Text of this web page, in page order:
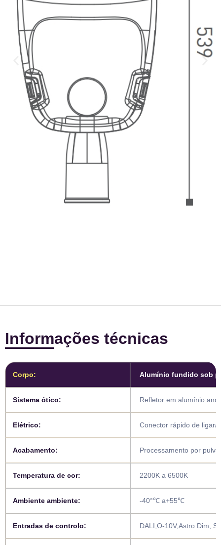
Informações técnicas
Corpo: Alumínio fundido sob
Sistema ótico: Refletor em alumínio
Elétrico: Conector rápido de ligar/
Acabamento: Processamento por
Temperatura de cor: 2200K a 6500K
Ambiente ambiente: -40°℃ a+55℃
Entradas de controlo: DALI,O-10V,Astro Dim,